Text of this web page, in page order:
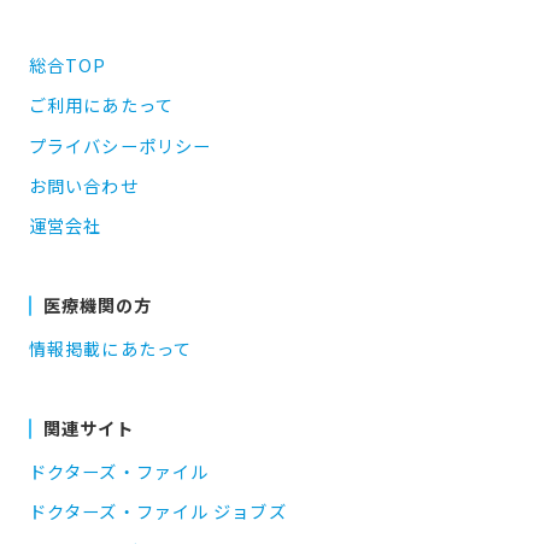
総合TOP
ご利用にあたって
プライバシーポリシー
お問い合わせ
運営会社
医療機関の方
情報掲載にあたって
関連サイト
ドクターズ・ファイル
ドクターズ・ファイル ジョブズ